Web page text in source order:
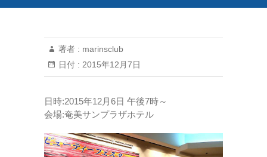
著者 : marinsclub
日付 : 2015年12月7日
日時:2015年12月6日 午後7時～
会場:奄美サンプラザホテル